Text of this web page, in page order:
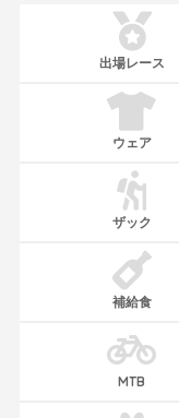
出場レース
ウェア
ザック
補給食
MTB